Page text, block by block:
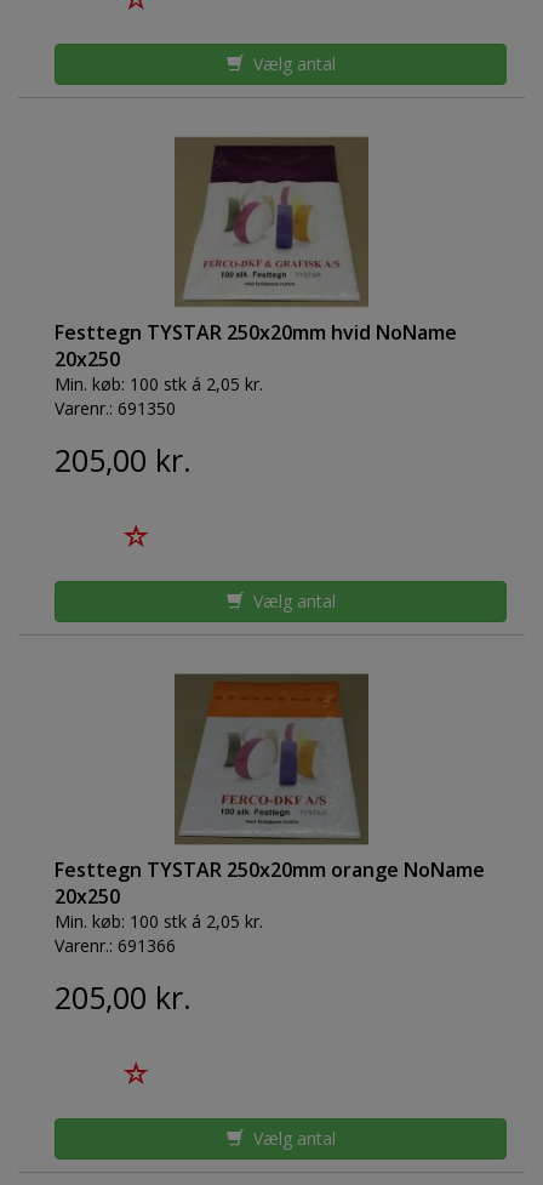
Vælg antal
Festtegn TYSTAR 250x20mm hvid NoName
20x250
Min. køb: 100 stk á 2,05 kr.
Varenr.: 691350
205,00 kr.
Vælg antal
Festtegn TYSTAR 250x20mm orange NoName
20x250
Min. køb: 100 stk á 2,05 kr.
Varenr.: 691366
205,00 kr.
Vælg antal